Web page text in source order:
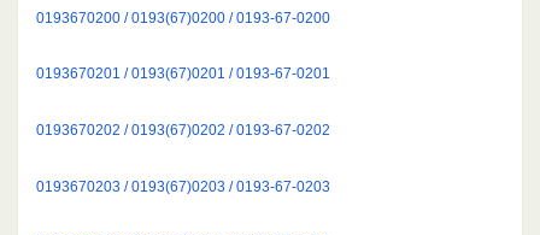
0193670200 / 0193(67)0200 / 0193-67-0200
0193670201 / 0193(67)0201 / 0193-67-0201
0193670202 / 0193(67)0202 / 0193-67-0202
0193670203 / 0193(67)0203 / 0193-67-0203